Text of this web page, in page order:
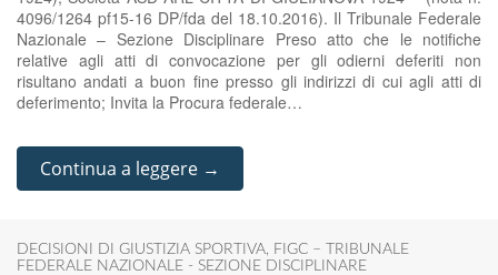
4096/1264 pf15-16 DP/fda del 18.10.2016). Il Tribunale Federale
Nazionale – Sezione Disciplinare Preso atto che le notifiche
relative agli atti di convocazione per gli odierni deferiti non
risultano andati a buon fine presso gli indirizzi di cui agli atti di
deferimento; Invita la Procura federale…
Continua a leggere →
DECISIONI DI GIUSTIZIA SPORTIVA, FIGC – TRIBUNALE
FEDERALE NAZIONALE - SEZIONE DISCIPLINARE